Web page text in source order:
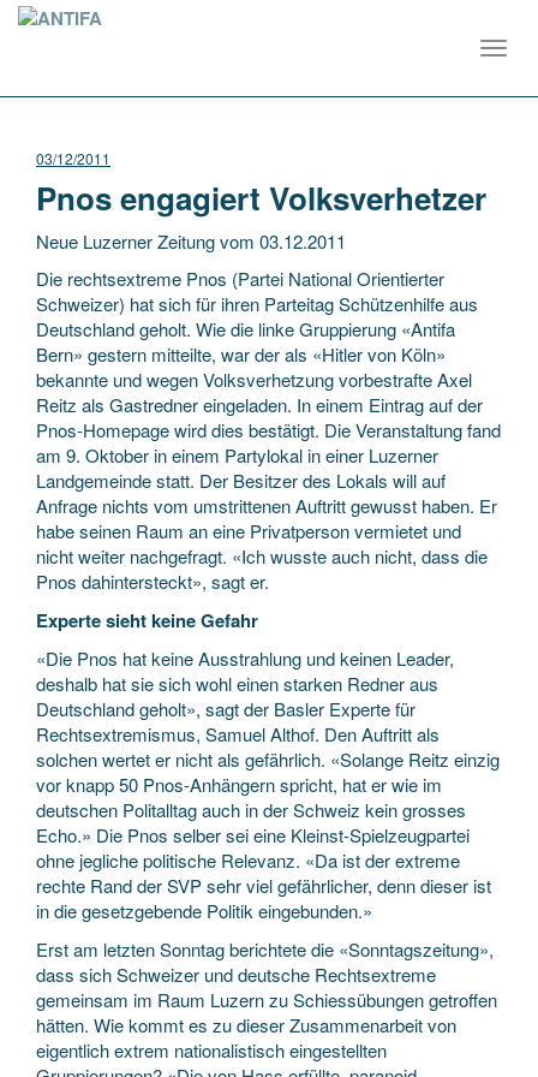
03/12/2011
Pnos engagiert Volksverhetzer
Neue Luzerner Zeitung vom 03.12.2011
Die rechtsextreme Pnos (Partei National Orientierter
Schweizer) hat sich für ihren Parteitag Schützenhilfe aus
Deutschland geholt. Wie die linke Gruppierung «Antifa
Bern» gestern mitteilte, war der als «Hitler von Köln»
bekannte und wegen Volksverhetzung vorbestrafte Axel
Reitz als Gastredner eingeladen. In einem Eintrag auf der
Pnos-Homepage wird dies bestätigt. Die Veranstaltung fand
am 9. Oktober in einem Partylokal in einer Luzerner
Landgemeinde statt. Der Besitzer des Lokals will auf
Anfrage nichts vom umstrittenen Auftritt gewusst haben. Er
habe seinen Raum an eine Privatperson vermietet und
nicht weiter nachgefragt. «Ich wusste auch nicht, dass die
Pnos dahintersteckt», sagt er.
Experte sieht keine Gefahr
«Die Pnos hat keine Ausstrahlung und keinen Leader,
deshalb hat sie sich wohl einen starken Redner aus
Deutschland geholt», sagt der Basler Experte für
Rechtsextremismus, Samuel Althof. Den Auftritt als
solchen wertet er nicht als gefährlich. «Solange Reitz einzig
vor knapp 50 Pnos-Anhängern spricht, hat er wie im
deutschen Politalltag auch in der Schweiz kein grosses
Echo.» Die Pnos selber sei eine Kleinst-Spielzeugpartei
ohne jegliche politische Relevanz. «Da ist der extreme
rechte Rand der SVP sehr viel gefährlicher, denn dieser ist
in die gesetzgebende Politik eingebunden.»
Erst am letzten Sonntag berichtete die «Sonntagszeitung»,
dass sich Schweizer und deutsche Rechtsextreme
gemeinsam im Raum Luzern zu Schiessübungen getroffen
hätten. Wie kommt es zu dieser Zusammenarbeit von
eigentlich extrem nationalistisch eingestellten